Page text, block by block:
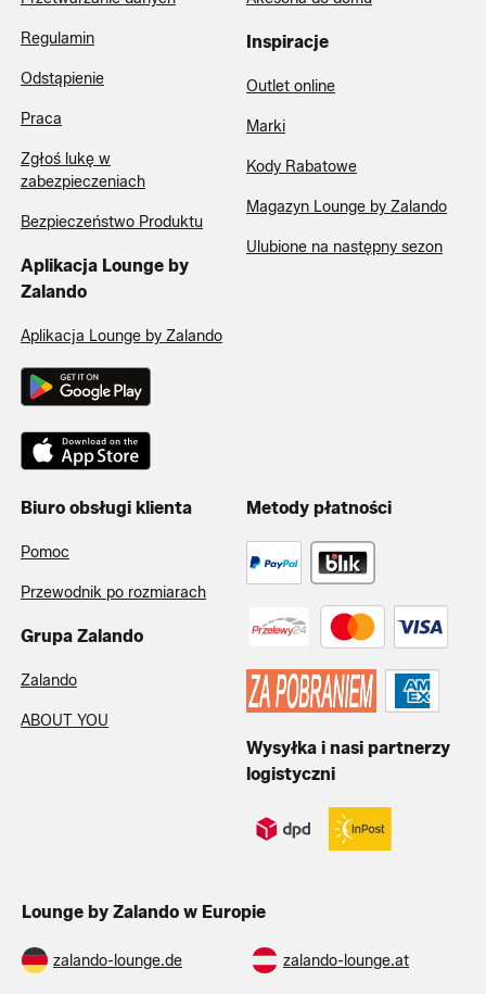
Regulamin
Odstąpienie
Praca
Zgłoś lukę w
zabezpieczeniach
Bezpieczeństwo Produktu
Aplikacja Lounge by
Zalando
Aplikacja Lounge by Zalando
Inspiracje
Outlet online
Marki
Kody Rabatowe
Magazyn Lounge by Zalando
Ulubione na następny sezon
Biuro obsługi klienta
Pomoc
Przewodnik po rozmiarach
Grupa Zalando
Zalando
ABOUT YOU
Metody płatności
Wysyłka i nasi partnerzy
logistyczni
Lounge by Zalando w Europie
zalando-lounge.de zalando-lounge.at